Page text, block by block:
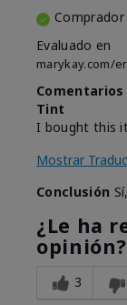
Evaluado en
marykay.com/
Tint
I bought this
Mostrar
Conclusión
¿Le ha
opinión?
3